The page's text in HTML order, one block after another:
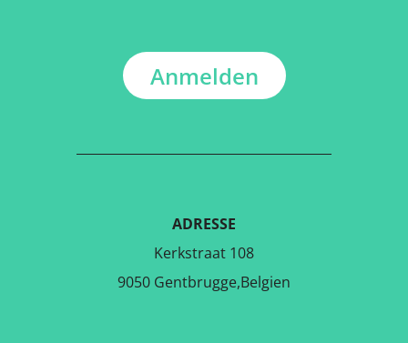
Anmelden
ADRESSE
Kerkstraat 108
9050 Gentbrugge,Belgien